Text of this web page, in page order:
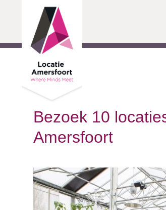
Ga door naar inhoud
Bezoek 10
Amersfoort